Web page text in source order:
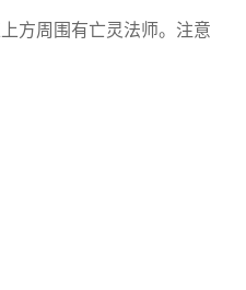
方周围有亡灵法师。注意